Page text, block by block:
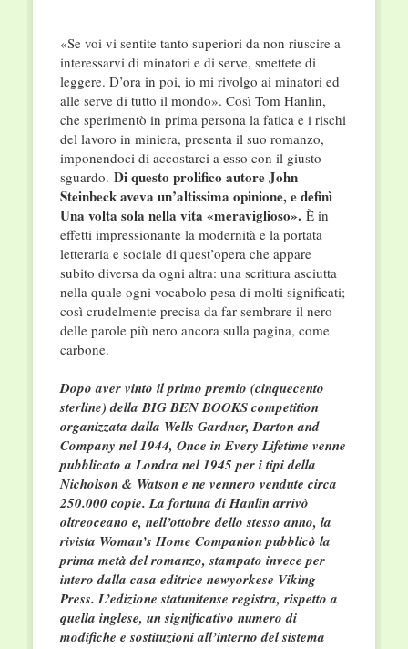
«Se voi vi sentite tanto superiori da non riuscire a
interessarvi di minatori e di serve, smettete di
leggere. D’ora in poi, io mi rivolgo ai minatori ed
alle serve di tutto il mondo». Così Tom Hanlin,
che sperimentò in prima persona la fatica e i rischi
del lavoro in miniera, presenta il suo romanzo,
imponendoci di accostarci a esso con il giusto
sguardo. Di questo prolifico autore John
Steinbeck aveva un’altissima opinione, e definì
Una volta sola nella vita «meraviglioso». È in
effetti impressionante la modernità e la portata
letteraria e sociale di quest’opera che appare
subito diversa da ogni altra: una scrittura asciutta
nella quale ogni vocabolo pesa di molti significati;
così crudelmente precisa da far sembrare il nero
delle parole più nero ancora sulla pagina, come
carbone.
Dopo aver vinto il primo premio (cinquecento
sterline) della BIG BEN BOOKS competition
organizzata dalla Wells Gardner, Darton and
Company nel 1944, Once in Every Lifetime venne
pubblicato a Londra nel 1945 per i tipi della
Nicholson & Watson e ne vennero vendute circa
250.000 copie. La fortuna di Hanlin arrivò
oltreoceano e, nell’ottobre dello stesso anno, la
rivista Woman’s Home Companion pubblicò la
prima metà del romanzo, stampato invece per
intero dalla casa editrice newyorkese Viking
Press. L’edizione statunitense registra, rispetto a
quella inglese, un significativo numero di
modifiche e sostituzioni all’interno del sistema